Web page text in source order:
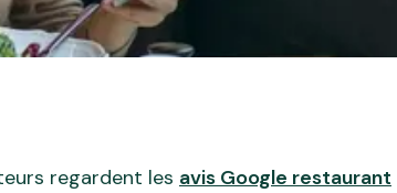
regardent les avis Google restaurant